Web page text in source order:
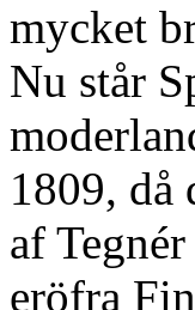
mycket
Nu står
1809, då
af
eröfra